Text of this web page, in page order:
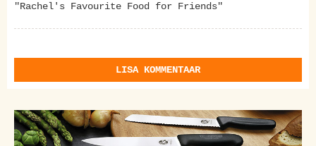
"Rachel's Favourite Food for Friends"
LISA KOMMENTAAR